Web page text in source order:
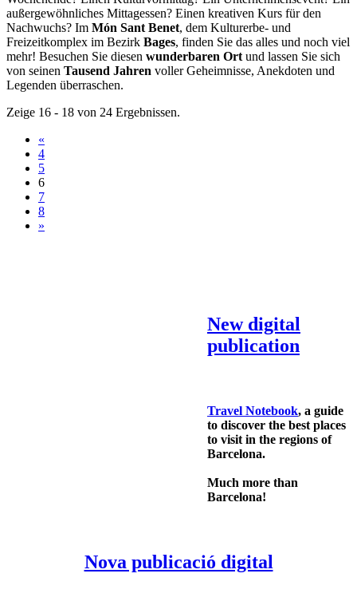
außergewöhnliches Mittagessen? Einen kreativen Kurs für den
Nachwuchs? Im Món Sant Benet, dem Kulturerbe- und
Freizeitkomplex im Bezirk Bages, finden Sie das alles und noch viel
mehr! Besuchen Sie diesen wunderbaren Ort und lassen Sie sich
von seinen Tausend Jahren voller Geheimnisse, Anekdoten und
Legenden überraschen.
Zeige 16 - 18 von 24 Ergebnissen.
«
4
5
6
7
8
»
New digital
publication
Travel Notebook, a guide
to discover the best places
to visit in the regions of
Barcelona.
Much more than
Barcelona!
Nova publicació digital